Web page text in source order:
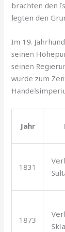
brachten den
legten den
Im 19.
seinen
seinen
wurde zum
Jahr
1831
1873